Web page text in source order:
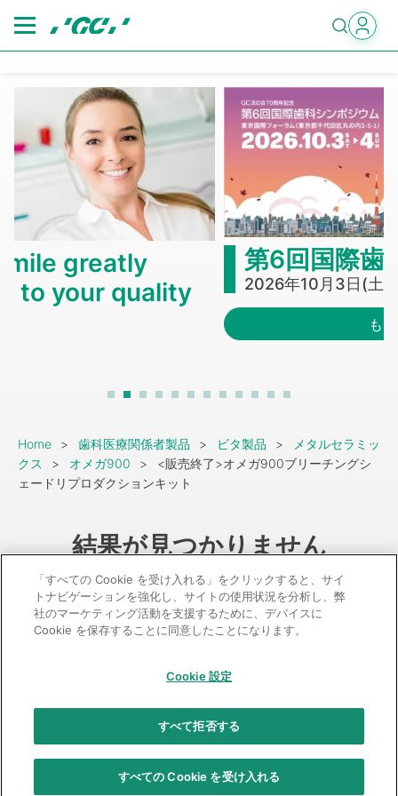
main
第6回国際歯科シンポ
2026年10月3日(土)～4日(日)
Breadcrumb
Home 歯科医療関係者製品 ビタ製品
メタルセラミッ
クス
オメガ900
<販売終了>オメガ900ブリーチングシ
ェードリプロダクションキット
結果が見つかりません
GC：特定商取引法に基づく表記
無断転載禁止
当サイトの利用条件
個人情報保護方針
クッキーポリシー
透明性に関する指針
クアラルンプール原則対応方針
「すべての Cookie を受け入れる」をクリックすると、サイ
トナビゲーションを強化し、サイトの使用状況を分析し、弊
社のマーケティング活動を支援するために、デバイスに
Cookie を保存することに同意したことになります。
Cookie 設定
すべて拒否する
すべての Cookie を受け入れる